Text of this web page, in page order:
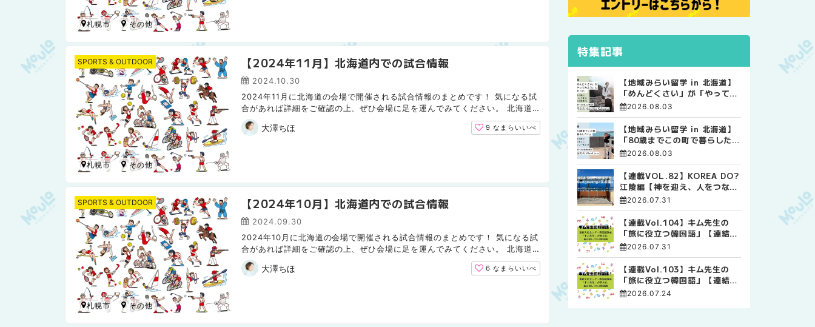
札幌市
【2024年11月】北海道内での試合情報
2024.10.30
2024年11月に北海道の会場で開催される試合情報のまとめです！ 気になる試
合があれば詳細をご確認の上、ぜひ会場に足を運んでみてください。 北海道
日本ハムファイターズ（野球） 11月は北海道での試合はありませ...
大澤ちほ 9なまらいいべ
SPORTS & OUTDOOR
札幌市
【2024年10月】北海道内での試合情報
2024.09.30
2024年10月に北海道の会場で開催される試合情報のまとめです！ 気になる試
合があれば詳細をご確認の上、ぜひ会場に足を運んでみてください。 北海道
日本ハムファイターズ（野球） 10月7日までのリーグ戦では北海...
大澤ちほ 6なまらいいべ
SPORTS & OUTDOOR
札幌市
特集記事
【地域みらい留学 in 北海道】
「めんどくさい」が「やってみ
よう」に変わった。 十勝の風
に吹かれて走る、僕の泥臭くて
自由な高校生活
2026.08.03
【地域みらい留学 in 北海道】
「80歳までこの町で暮らした
い」 標津高校で踏み出した、
私らしい生き方
2026.08.03
【連載VOL.82】KOREA DO?
江陵編【神を迎え、人をつなぐ
時間 ― 江陵端午祭 】
2026.07.31
【連載Vol.104】キム先生の
「旅に役立つ韓国語」【連結語
尾について その4】
2026.07.31
【連載Vol.103】キム先生の
「旅に役立つ韓国語」【連結語
尾について その3】
2026.07.24